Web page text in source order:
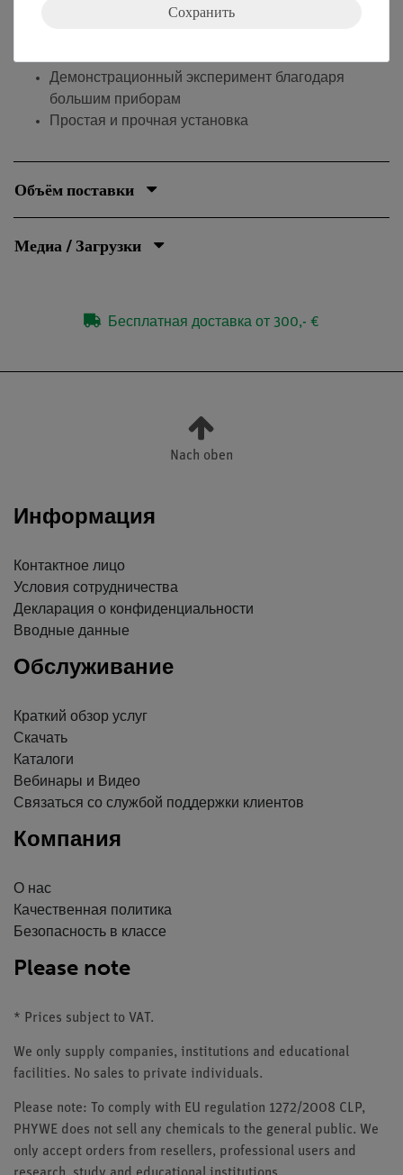
Демонстрационный эксперимент благодаря
большим приборам
Простая и прочная установка
Объём поставки
Медиа / Загрузки
Бесплатная доставка от 300,- €
Nach oben
Информация
Контактное лицо
Условия сотрудничества
Декларация о конфиденциальности
Вводные данные
Обслуживание
Краткий обзор услуг
Скачать
Каталоги
Вебинары и Видео
Связаться со службой поддержки клиентов
Компания
О нас
Качественная политика
Безопасность в классе
Please note
* Prices subject to VAT.
We only supply companies, institutions and educational
facilities. No sales to private individuals.
Please note: To comply with EU regulation 1272/2008 CLP,
PHYWE does not sell any chemicals to the general public. We
only accept orders from resellers, professional users and
Сохранить